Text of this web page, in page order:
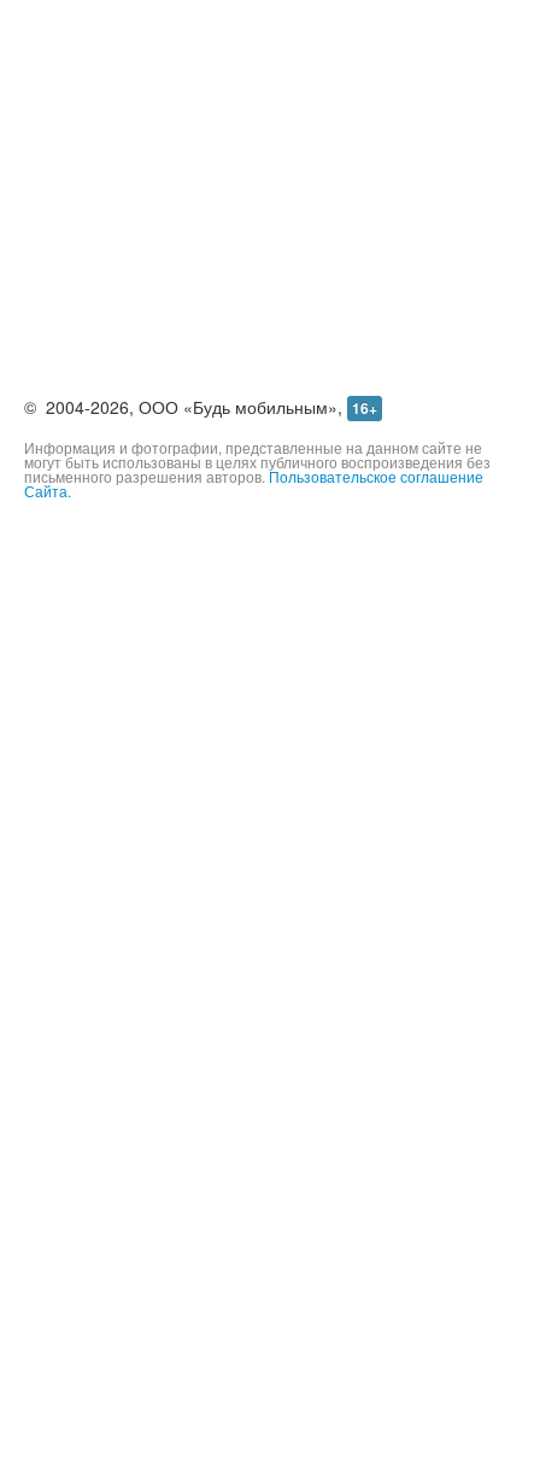
©2004-2026,ООО «Будь мобильным», 16+
Информация и фотографии, представленные на данном сайте не
могут быть использованы в целях публичного воспроизведения без